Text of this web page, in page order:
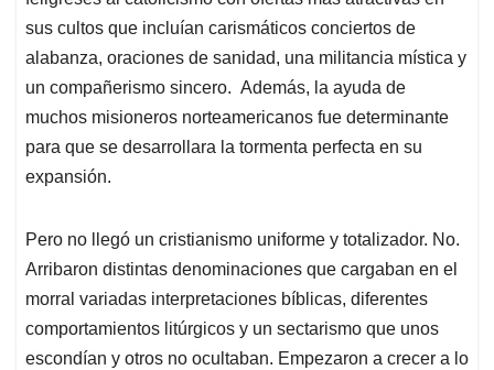
sus cultos que incluían carismáticos conciertos de
alabanza, oraciones de sanidad, una militancia mística y
un compañerismo sincero. Además, la ayuda de
muchos misioneros norteamericanos fue determinante
para que se desarrollara la tormenta perfecta en su
expansión.
Pero no llegó un cristianismo uniforme y totalizador. No.
Arribaron distintas denominaciones que cargaban en el
morral variadas interpretaciones bíblicas, diferentes
comportamientos litúrgicos y un sectarismo que unos
escondían y otros no ocultaban. Empezaron a crecer a lo